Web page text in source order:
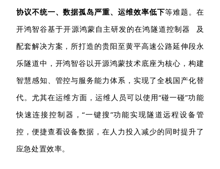
协议不统一、数据孤岛严重、运维效率低下等难题 。 在
开鸿智谷基于开源鸿蒙自主研发的在鸿隧道控制器
及
配套解决方案，所打造的贵阳至黄平高速公路延伸段永
乐隧道中，开鸿智谷以开源鸿蒙技术底座为核心，构建
智慧感知、管控与服务能力体系，实现了全栈国产化替
代。尤其在运维方面，运维人员可以使用“碰一碰”功能
快速连接控制器，“一键搜”功能实现隧道远程设备管
控，便捷查看设备数据，在人力投入减少的同时提升了
应急处置效率。